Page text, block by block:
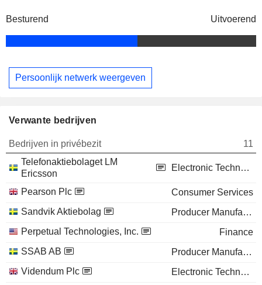
Besturend Uitvoerend
Persoonlijk netwerk weergeven
Verwante bedrijven
Bedrijven in privébezit
11
Telefonaktiebolaget LM
Ericsson
Electronic Technology
Pearson Plc
Consumer Services
Sandvik Aktiebolag
Producer Manufacturing
Perpetual Technologies, Inc.
Finance
SSAB AB
Producer Manufacturing
Videndum Plc
Electronic Technology